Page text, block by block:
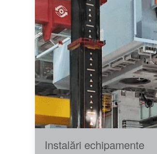
Instalări echipamente